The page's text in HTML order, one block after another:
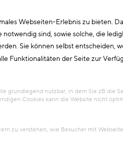
Webseiten-Erlebnis zu bieten.
sind, sowie solche, die
Sie können selbst entscheiden,
Funktionalitäten der Seite zur
grundlegend nutzbar, in dem Sie zB die
Cookies kann die Website nicht
zu verstehen, wie Besucher mit